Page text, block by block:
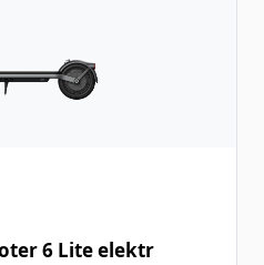
6 Lite elektr